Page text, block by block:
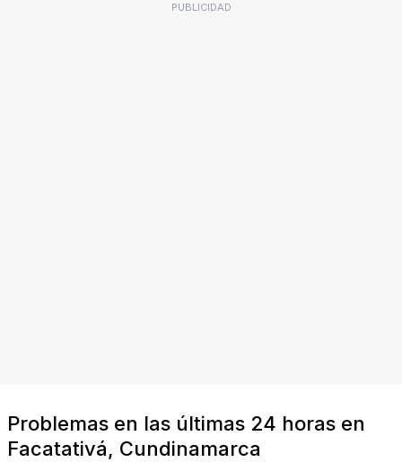
PUBLICIDAD
Problemas en las últimas 24 horas en
Facatativá, Cundinamarca